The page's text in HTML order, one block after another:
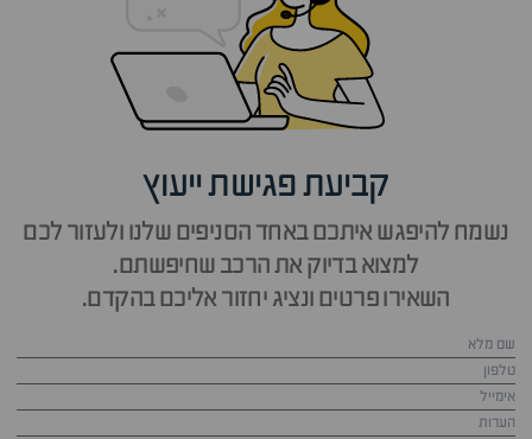
קביעת פגישת ייעוץ
נשמח להיפגש איתכם באחד הסניפים שלנו ולעזור לכם
למצוא בדיוק את הרכב שחיפשתם.
השאירו פרטים ונציג יחזור אליכם בהקדם.